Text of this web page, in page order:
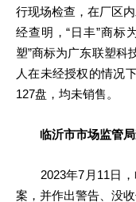
行现场检查，在厂区
经查明，“日丰”商标
塑”商标为广东联塑科
人在未经授权的情况
127盘，均未销售。
临沂市市场监管局
2023年7月11日，
案，并作出警告、没